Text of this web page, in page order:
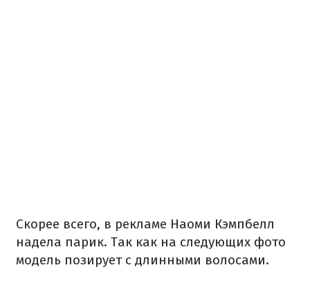
Скорее всего, в рекламе Наоми Кэмпбелл
надела парик. Так как на следующих фото
модель позирует с длинными волосами.